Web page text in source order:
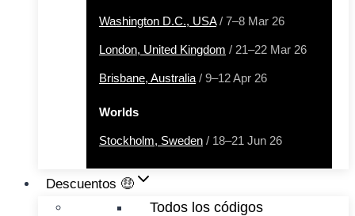
Washington D.C., USA/ 7–8 Mar 26
London, United Kingdom / 21–22 Mar 26
Brisbane, Australia / 9–12 Apr 26
Worlds
Stockholm, Sweden / 18–21 Jun 26
Descuentos 🤑
Todos los códigos